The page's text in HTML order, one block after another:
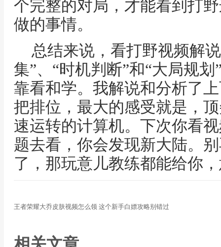
个完整的对局，才能看到打
做的事情。
总结来说，看打野视频解
集”、“时机判断”和“大局规
靠看和学。我解说和分析了
把排位，最大的感受就是，
速运转的计算机。下次你看
题去看，你会发现新大陆。
了，那玩意儿教练都能给你
王者荣耀大乔皮肤视频怎么领 这个新手白嫖攻略别错过